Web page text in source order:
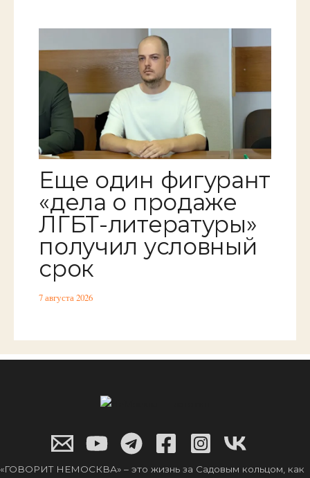
Еще один фигурант
«дела о продаже
ЛГБТ-литературы»
получил условный
срок
7 августа 2026
«ГОВОРИТ НЕМОСКВА» – это жизнь за Садовым кольцом, как